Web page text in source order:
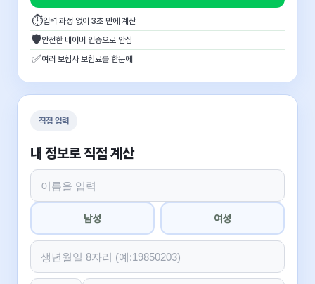
⏱입력 과정 없이 3초 만에 계산
🛡안전한 네이버 인증으로 안심
✅여러 보험사 보험료를 한눈에
직접 입력
내 정보로 직접 계산
남성 여성